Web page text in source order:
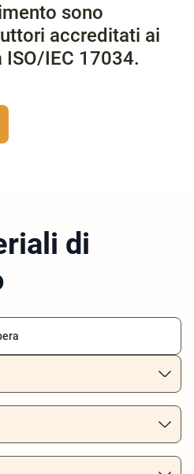
sono
accreditati ai
IEC 17034.
di